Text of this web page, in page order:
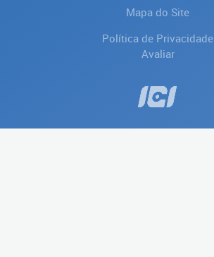
Mapa do Site
Política de Privacidade
Avaliar